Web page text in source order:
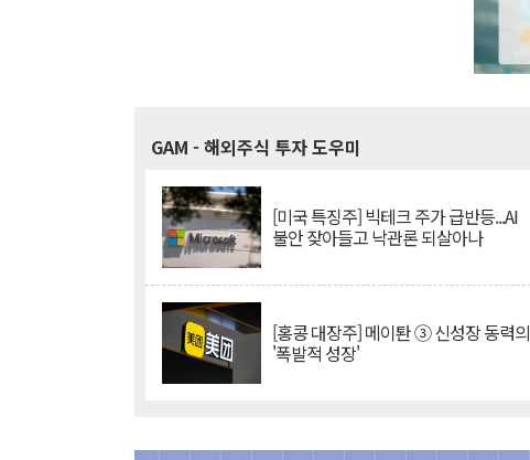
GAM - 해외주식 투자 도우미
[미국 특징주] 빅테크 주가 급반등...AI
불안 잦아들고 낙관론 되살아나
[홍콩 대장주] 메이퇀 ③ 신성장 동력의
'폭발적 성장'